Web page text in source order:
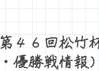
４６回松竹
優勝戦情報）